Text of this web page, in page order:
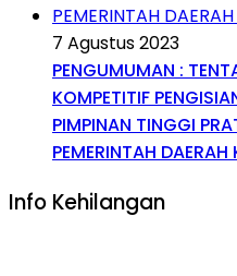
7 Agustus 2023
PENGUMUMAN :
KOMPETITIF
PIMPINAN TINGGI
PEMERINTAH
Info Kehilangan